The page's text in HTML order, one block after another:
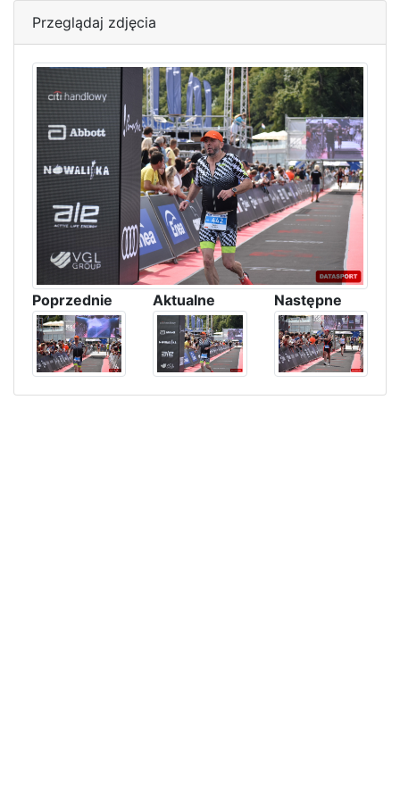
Przeglądaj zdjęcia
Poprzednie Aktualne Następne